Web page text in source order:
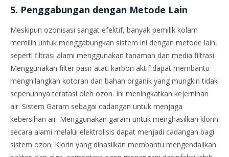
5. Penggabungan dengan Metode Lain
Meskipun ozonisasi sangat efektif, banyak pemilik kolam
memilih untuk menggabungkan sistem ini dengan metode lain,
seperti filtrasi alami menggunakan tanaman dan media filtrasi.
Menggunakan filter pasir atau karbon aktif dapat membantu
menghilangkan kotoran dan bahan organik yang mungkin tidak
sepenuhnya teratasi oleh ozon. Ini meningkatkan kejernihan
air. Sistem Garam sebagai cadangan untuk menjaga
kebersihan air. Menggunakan garam untuk menghasilkan klorin
secara alami melalui elektrolisis dapat menjadi cadangan bagi
sistem ozon. Klorin yang dihasilkan membantu mengendalikan